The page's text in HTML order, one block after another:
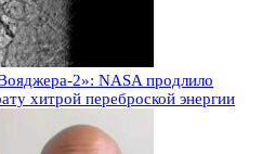
2»: NASA продлило
хитрой переброской энергии